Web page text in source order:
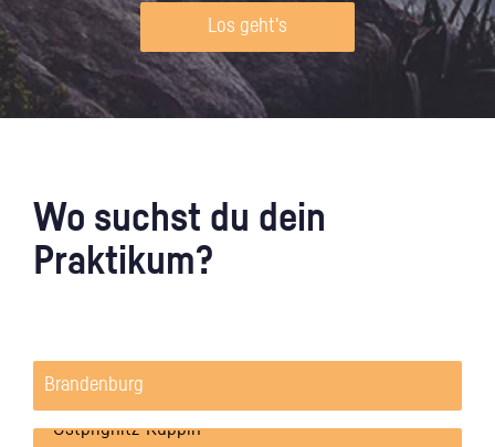
Los geht's
Wo suchst du dein
Praktikum?